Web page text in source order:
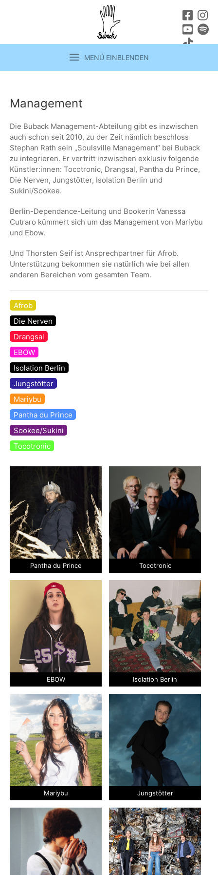
MENÜ EINBLENDEN
Management
Die Buback Management-Abteilung gibt es inzwischen
auch schon seit 2010, zu der Zeit nämlich beschloss
Stephan Rath sein „Soulsville Management“ bei Buback
zu integrieren. Er vertritt inzwischen exklusiv folgende
Künstler:innen: Tocotronic, Drangsal, Pantha du Prince,
Die Nerven, Jungstötter, Isolation Berlin und
Sukini/Sookee.
Berlin-Dependance-Leitung und Bookerin Vanessa
Cutraro kümmert sich um das Management von Mariybu
und Ebow.
Und Thorsten Seif ist Ansprechpartner für Afrob.
Unterstützung bekommen sie natürlich wie bei allen
anderen Bereichen vom gesamten Team.
Afrob
Die Nerven
Drangsal
EBOW
Isolation Berlin
Jungstötter
Mariybu
Pantha du Prince
Sookee/Sukini
Tocotronic
Pantha du Prince Tocotronic
EBOW Isolation Berlin
Mariybu Jungstötter